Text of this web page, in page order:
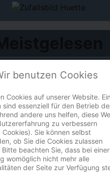
- eine
Sie schreit...
Der Wartekünstler
Grau in meinem Kopf
ruf doch mal an!
Worpswede
benutzen Cookies
Cookies auf unserer Website.
sind essenziell für den Betrieb
andere uns helfen, diese
zu verbessern
Cookies). Sie können selbst
ob Sie die Cookies zulassen
Bitte beachten Sie, dass bei einer
womöglich nicht mehr alle
der Seite zur Verfügung